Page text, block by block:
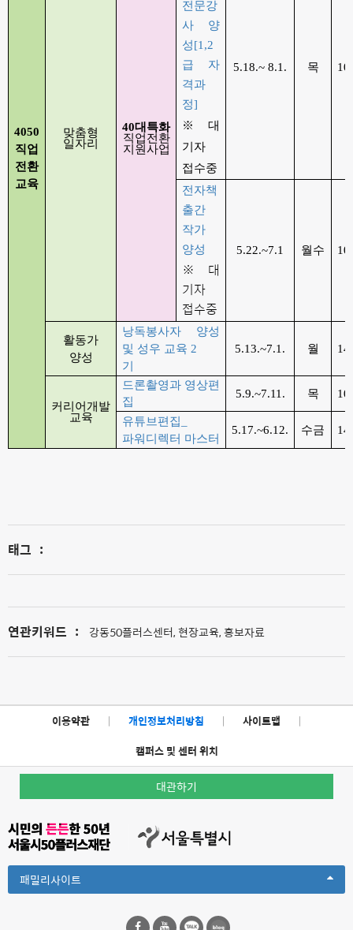
4050
직업
전환
교육
맞춤형
일자리
40대특화
직업전환
지원사업
전문강
사 양
성[1,2
급 자
격과
정]
※ 대
기자
접수중
5.18.~ 8.1. 목
전자책
출간
작가
양성
※ 대
기자
접수중
5.22.~7.1 월수
활동가
양성
낭독봉사자 양성
및 성우 교육 2
기
5.13.~7.1. 월
커리어개발
교육
드론촬영과 영상편
집
5.9.~7.11. 목
유튜브편집
파워디렉터 마스터
5.17.~6.12. 수금
태그 :
연관키워드 : 강동50플러스센터, 현장교육, 홍보자료
이용약관 | 개인정보처리방침 | 사이트맵
|
캠퍼스 및 센터 위치
대관하기
패밀리사이트Toggle
Dropdown